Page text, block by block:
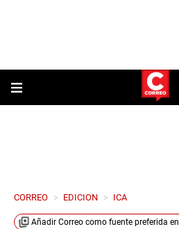
CORREO > EDICION > ICA
Añadir Correo como fuente preferida en